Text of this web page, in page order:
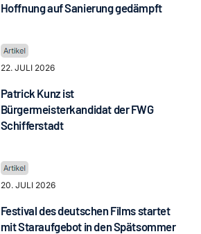
Hoffnung auf Sanierung gedämpft
22. JULI 2026
Patrick Kunz ist
Bürgermeisterkandidat der FWG
Schifferstadt
20. JULI 2026
Festival des deutschen Films startet
mit Staraufgebot in den Spätsommer